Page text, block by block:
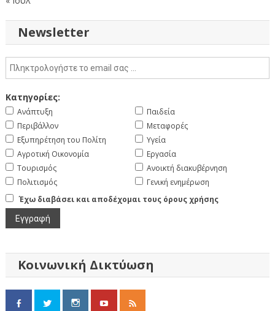
Newsletter
Κατηγορίες:
Ανάπτυξη
Περιβάλλον
Εξυπηρέτηση του Πολίτη
Αγροτική Οικονομία
Τουρισμός
Πολιτισμός
Παιδεία
Μεταφορές
Υγεία
Εργασία
Ανοικτή διακυβέρνηση
Γενική ενημέρωση
Έχω διαβάσει και αποδέχομαι τους όρους χρήσης
Κοινωνική Δικτύωση